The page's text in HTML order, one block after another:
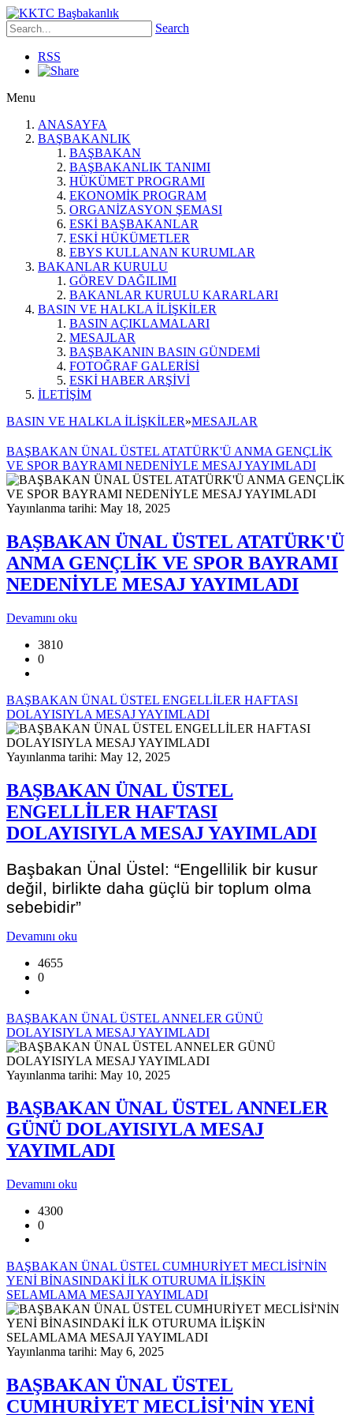
Search
RSS
Menu
ANASAYFA
BAŞBAKANLIK
BAŞBAKAN
BAŞBAKANLIK TANIMI
HÜKÜMET PROGRAMI
EKONOMİK PROGRAM
ORGANİZASYON ŞEMASI
ESKİ BAŞBAKANLAR
ESKİ HÜKÜMETLER
EBYS KULLANAN KURUMLAR
BAKANLAR KURULU
GÖREV DAĞILIMI
BAKANLAR KURULU KARARLARI
BASIN VE HALKLA İLİŞKİLER
BASIN AÇIKLAMALARI
MESAJLAR
BAŞBAKANIN BASIN GÜNDEMİ
FOTOĞRAF GALERİSİ
ESKİ HABER ARŞİVİ
İLETİŞİM
BASIN VE HALKLA İLİŞKİLER»MESAJLAR
BAŞBAKAN ÜNAL ÜSTEL ATATÜRK'Ü ANMA GENÇLİK
VE SPOR BAYRAMI NEDENİYLE MESAJ YAYIMLADI
Yayınlanma tarihi: May 18, 2025
BAŞBAKAN ÜNAL ÜSTEL ATATÜRK'Ü
ANMA GENÇLİK VE SPOR BAYRAMI
NEDENİYLE MESAJ YAYIMLADI
Devamını oku
3810
0
BAŞBAKAN ÜNAL ÜSTEL ENGELLİLER HAFTASI
DOLAYISIYLA MESAJ YAYIMLADI
Yayınlanma tarihi: May 12, 2025
BAŞBAKAN ÜNAL ÜSTEL
ENGELLİLER HAFTASI
DOLAYISIYLA MESAJ YAYIMLADI
Başbakan Ünal Üstel: “Engellilik bir kusur
değil, birlikte daha güçlü bir toplum olma
sebebidir”
Devamını oku
4655
0
BAŞBAKAN ÜNAL ÜSTEL ANNELER GÜNÜ
DOLAYISIYLA MESAJ YAYIMLADI
Yayınlanma tarihi: May 10, 2025
BAŞBAKAN ÜNAL ÜSTEL ANNELER
GÜNÜ DOLAYISIYLA MESAJ
YAYIMLADI
Devamını oku
4300
0
BAŞBAKAN ÜNAL ÜSTEL CUMHURİYET MECLİSİ'NİN
YENİ BİNASINDAKİ İLK OTURUMA İLİŞKİN
SELAMLAMA MESAJI YAYIMLADI
Yayınlanma tarihi: May 6, 2025
BAŞBAKAN ÜNAL ÜSTEL
CUMHURİYET MECLİSİ'NİN YENİ